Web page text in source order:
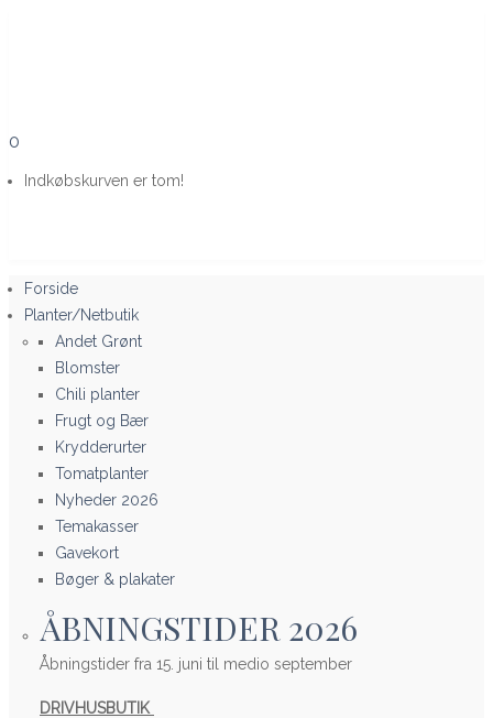
0
Indkøbskurven er tom!
Forside
Planter/Netbutik
Andet Grønt
Blomster
Chili planter
Frugt og Bær
Krydderurter
Tomatplanter
Nyheder 2026
Temakasser
Gavekort
Bøger & plakater
ÅBNINGSTIDER 2026
Åbningstider fra 15. juni til medio september
DRIVHUSBUTIK